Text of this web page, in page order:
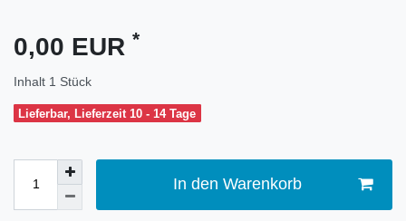
0,00 EUR *
Inhalt 1 Stück
Lieferbar, Lieferzeit 10 - 14 Tage
In den Warenkorb